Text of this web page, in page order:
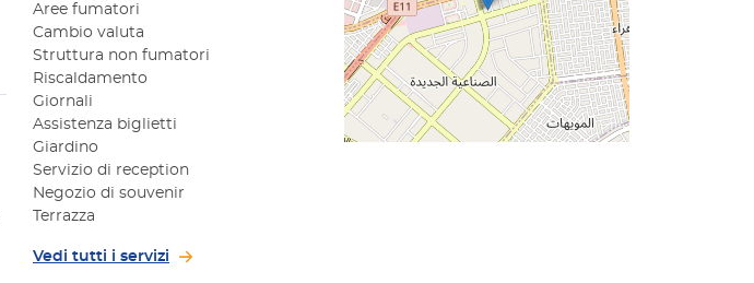
Aree fumatori
Cambio valuta
Struttura non fumatori
Riscaldamento
Giornali
Assistenza biglietti
Giardino
Servizio di reception
Negozio di souvenir
Terrazza
Vedi tutti i servizi